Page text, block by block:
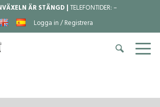
ÄR STÄNGD |TELEFONTIDER:–
Logga in / Registrera